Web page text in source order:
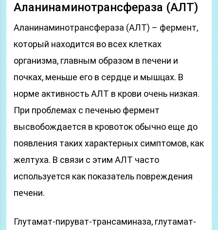
Аланинаминотрансфераза (АЛТ)
Аланинаминотрансфераза (АЛТ) – фермент,
который находится во всех клетках
организма, главным образом в печени и
почках, меньше его в сердце и мышцах. В
норме активность АЛТ в крови очень низкая.
При проблемах с печенью фермент
высвобождается в кровоток обычно еще до
появления таких характерных симптомов, как
желтуха. В связи с этим АЛТ часто
используется как показатель повреждения
печени.
Глутамат-пируват-трансаминаза, глутамат-